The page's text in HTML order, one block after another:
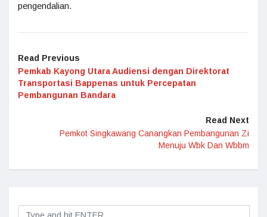
pengendalian.
Read Previous
Pemkab Kayong Utara Audiensi dengan Direktorat
Transportasi Bappenas untuk Percepatan
Pembangunan Bandara
Read Next
Pemkot Singkawang Canangkan Pembangunan Zi
Menuju Wbk Dan Wbbm